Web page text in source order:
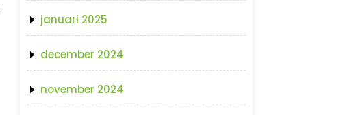
januari 2025
december 2024
november 2024